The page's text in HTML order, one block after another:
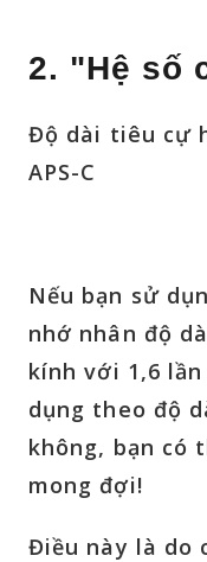
2. "Hệ số
Độ dài tiêu cự
APS-C
Nếu bạn sử
nhớ nhân độ
kính với 1,6
dụng theo độ
không, bạn có
mong đợi!
Điều này là do